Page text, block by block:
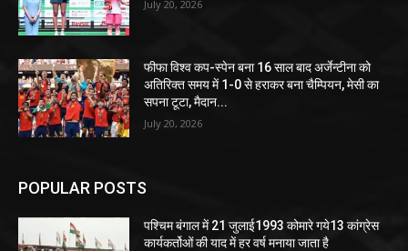
July 20, 2026
फीफा विश्व कप-स्पेन बना 16 साल बाद अर्जेन्टीना को
अतिरिक्त समय में 1-0 से हराकर बना चैम्पियन, मेसी का
सपना टूटा, मैदान...
July 20, 2026
POPULAR POSTS
पश्चिम बंगाल में 21 जुलाई1993 कोमारे गये13 कांग्रेस
कार्यकर्तोओं की याद में हर वर्ष मनाया जाता है